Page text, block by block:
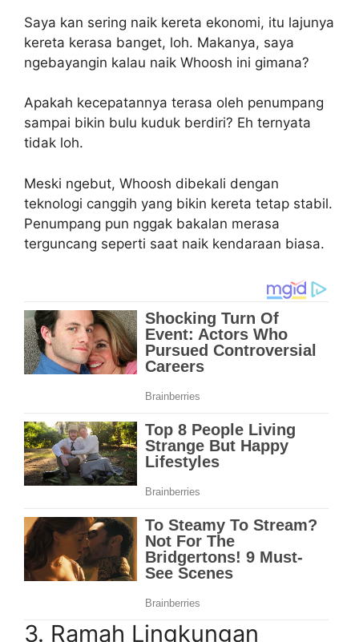
Saya kan sering naik kereta ekonomi, itu lajunya
kereta kerasa banget, loh. Makanya, saya
ngebayangin kalau naik Whoosh ini gimana?
Apakah kecepatannya terasa oleh penumpang
sampai bikin bulu kuduk berdiri? Eh ternyata
tidak loh.
Meski ngebut, Whoosh dibekali dengan
teknologi canggih yang bikin kereta tetap stabil.
Penumpang pun nggak bakalan merasa
terguncang seperti saat naik kendaraan biasa.
3. Ramah Lingkungan